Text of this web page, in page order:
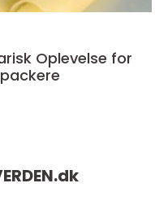
Oplevelse for
dk